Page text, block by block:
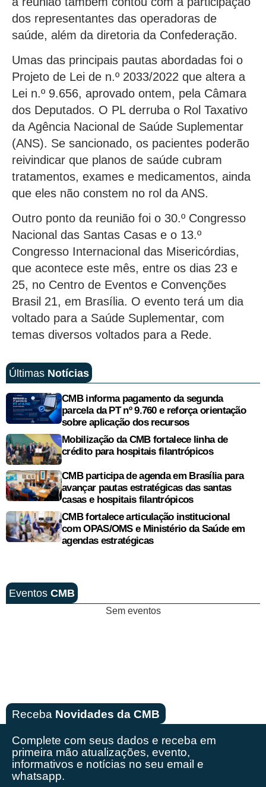
dos representantes das operadoras de
saúde, além da diretoria da Confederação.
Umas das principais pautas abordadas foi o
Projeto de Lei de n.º 2033/2022 que altera a
Lei n.º 9.656, aprovado ontem, pela Câmara
dos Deputados. O PL derruba o Rol Taxativo
da Agência Nacional de Saúde Suplementar
(ANS). Se sancionado, os pacientes poderão
reivindicar que planos de saúde cubram
tratamentos, exames e medicamentos, ainda
que eles não constem no rol da ANS.
Outro ponto da reunião foi o 30.º Congresso
Nacional das Santas Casas e o 13.º
Congresso Internacional das Misericórdias,
que acontece este mês, entre os dias 23 e
25, no Centro de Eventos e Convenções
Brasil 21, em Brasília. O evento terá um dia
voltado para a Saúde Suplementar, com
temas diversos voltados para a Rede.
Últimas Notícias
CMB informa pagamento da segunda
parcela da PT nº 9.760 e reforça orientação
sobre aplicação dos recursos
Mobilização da CMB fortalece linha de
crédito para hospitais filantrópicos
CMB participa de agenda em Brasília para
avançar pautas estratégicas das santas
casas e hospitais filantrópicos
CMB fortalece articulação institucional
com OPAS/OMS e Ministério da Saúde em
agendas estratégicas
Eventos CMB
Sem eventos
Receba Novidades da CMB
Complete com seus dados e receba em
primeira mão atualizações, evento,
informativos e notícias no seu email e
whatsapp.